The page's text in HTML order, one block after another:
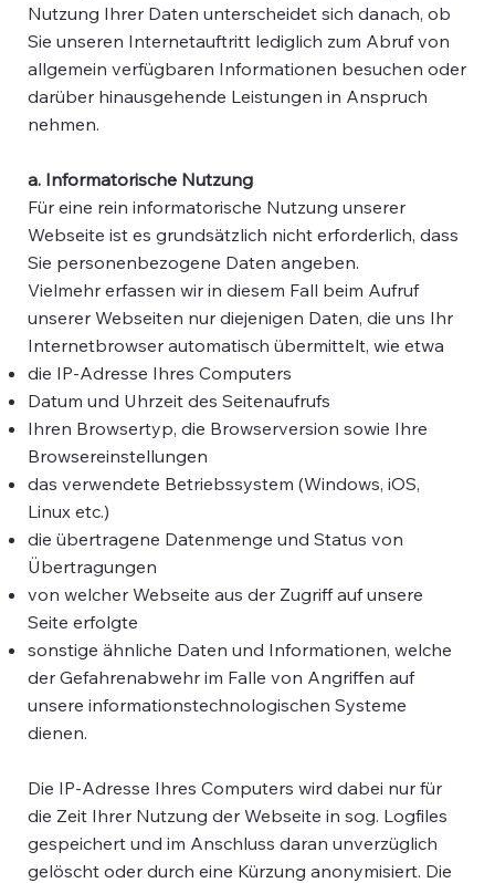
Nutzung Ihrer Daten unterscheidet sich danach, ob
Sie unseren Internetauftritt lediglich zum Abruf von
allgemein verfügbaren Informationen besuchen oder
darüber hinausgehende Leistungen in Anspruch
nehmen.
a. Informatorische Nutzung
Für eine rein informatorische Nutzung unserer
Webseite ist es grundsätzlich nicht erforderlich, dass
Sie personenbezogene Daten angeben.
Vielmehr erfassen wir in diesem Fall beim Aufruf
unserer Webseiten nur diejenigen Daten, die uns Ihr
Internetbrowser automatisch übermittelt, wie etwa
die IP-Adresse Ihres Computers
Datum und Uhrzeit des Seitenaufrufs
Ihren Browsertyp, die Browserversion sowie Ihre
Browsereinstellungen
das verwendete Betriebssystem (Windows, iOS,
Linux etc.)
die übertragene Datenmenge und Status von
Übertragungen
von welcher Webseite aus der Zugriff auf unsere
Seite erfolgte
sonstige ähnliche Daten und Informationen, welche
der Gefahrenabwehr im Falle von Angriffen auf
unsere informationstechnologischen Systeme
dienen.
Die IP-Adresse Ihres Computers wird dabei nur für
die Zeit Ihrer Nutzung der Webseite in sog. Logfiles
gespeichert und im Anschluss daran unverzüglich
gelöscht oder durch eine Kürzung anonymisiert. Die